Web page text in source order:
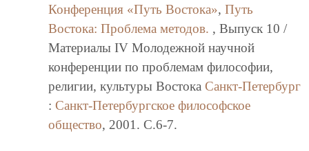
Конференция «Путь Востока», Путь
Востока: Проблема методов. , Выпуск 10 /
Материалы IV Молодежной научной
конференции по проблемам философии,
религии, культуры Востока Санкт-Петербург
: Санкт-Петербургское философское
общество, 2001. C.6-7.